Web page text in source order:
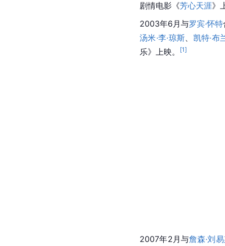
剧情电影《芳心天涯》
2003年6月与罗宾·怀特
汤米·李·琼斯、 凯特·布
乐》上映。
[1]
2007年2月与詹森·刘